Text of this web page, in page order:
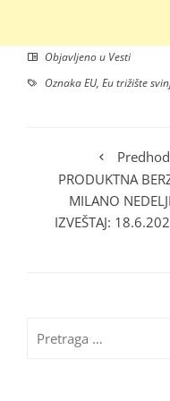
Objavljeno u Vesti
OznakaEU, Eu trižište
PRODUKTNA
MILANO
IZVEŠTAJ:
za: